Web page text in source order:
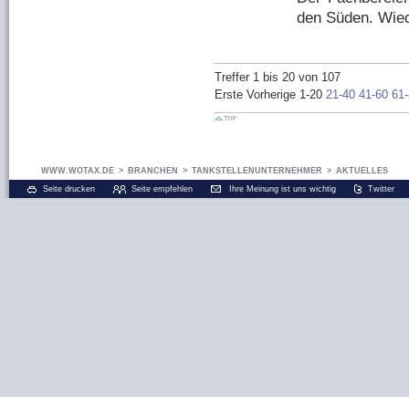
den Süden.
Treffer 1 bis 20 von 107
Erste Vorherige 1-20 21-40 41-60
WWW.WOTAX.DE > BRANCHEN > TANKSTELLENUNTERNEHMER > AKTUELLES
Seite drucken
Seite empfehlen Ihre Meinung ist uns wichtig Twitter